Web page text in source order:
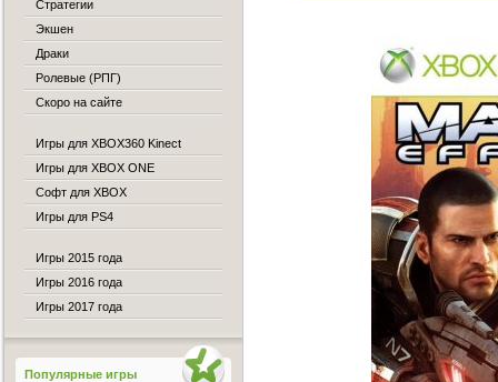
Стратегии
Экшен
Драки
Ролевые (РПГ)
Скоро на сайте
Игры для XBOX360 Kinect
Игры для XBOX ONE
Софт для XBOX
Игры для PS4
Игры 2015 года
Игры 2016 года
Игры 2017 года
Популярные игры